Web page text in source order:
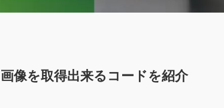
像を取得出来るコードを紹介